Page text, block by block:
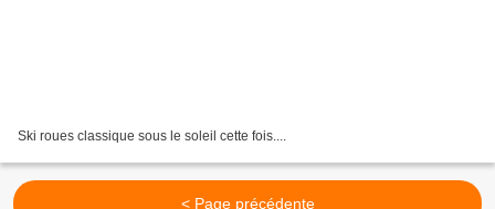
Ski roues classique sous le soleil cette fois....
< Page précédente